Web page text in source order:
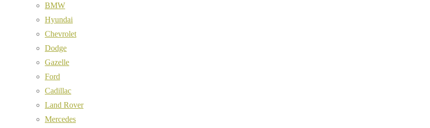
BMW
Hyundai
Chevrolet
Dodge
Gazelle
Ford
Cadillac
Land Rover
Mercedes